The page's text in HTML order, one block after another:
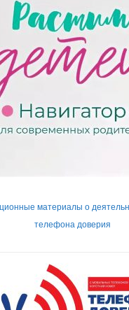
материалы о
телефона доверия